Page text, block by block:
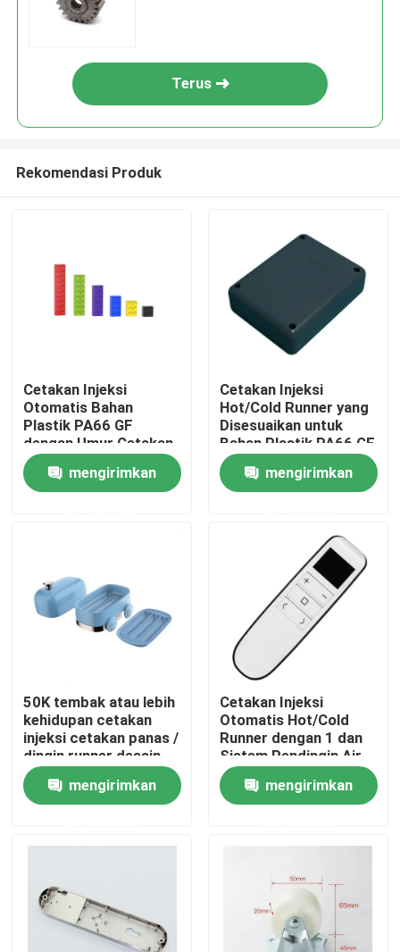
Rumah
Produk
Tur Pabrik
Hubungi Kami
Berita
Cetakan Injeksi Otomatis
Bagian peralatan rumah tangga Cetakan injeksi
Terus
Rekomendasi Produk
Cetakan Injeksi
Otomatis Bahan
Plastik PA66 GF
dengan Umur Cetakan
000 dan Finishing
Wiredrawing
Permukaan
mengirimkan
Cetakan Injeksi
Hot/Cold Runner yang
Disesuaikan untuk
Bahan Plastik PA66 GF
dalam Permintaan
Tinggi mengirimkan
50K tembak atau lebih
kehidupan cetakan
injeksi cetakan panas /
dingin runner desain
untuk daya tahan
mengirimkan
Cetakan Injeksi
Otomatis Hot/Cold
Runner dengan 1 dan
Sistem Pendingin Air
mengirimkan